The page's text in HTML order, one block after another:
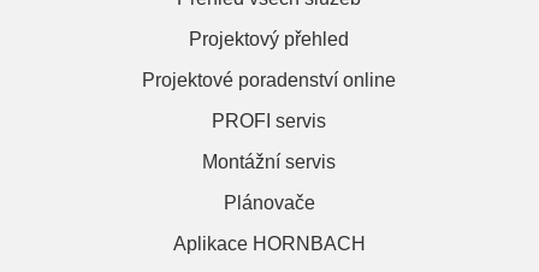
Projektový přehled
Projektové poradenství online
PROFI servis
Montážní servis
Plánovače
Aplikace HORNBACH